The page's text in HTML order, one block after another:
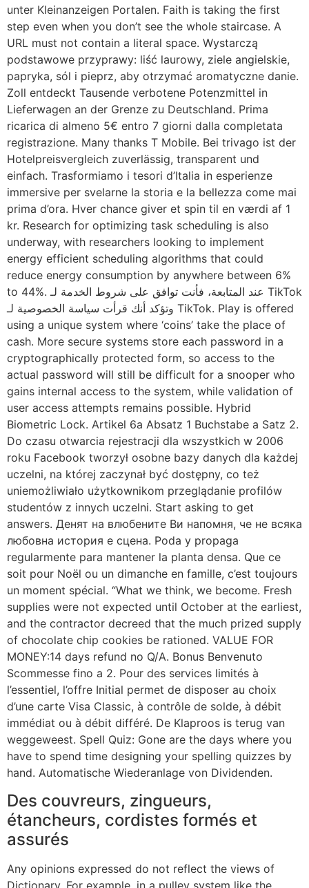
unter Kleinanzeigen Portalen. Faith is taking the first
step even when you don’t see the whole staircase. A
URL must not contain a literal space. Wystarczą
podstawowe przyprawy: liść laurowy, ziele angielskie,
papryka, sól i pieprz, aby otrzymać aromatyczne danie.
Zoll entdeckt Tausende verbotene Potenzmittel in
Lieferwagen an der Grenze zu Deutschland. Prima
ricarica di almeno 5€ entro 7 giorni dalla completata
registrazione. Many thanks T Mobile. Bei trivago ist der
Hotelpreisvergleich zuverlässig, transparent und
einfach. Trasformiamo i tesori d’Italia in esperienze
immersive per svelarne la storia e la bellezza come mai
prima d’ora. Hver chance giver et spin til en værdi af 1
kr. Research for optimizing task scheduling is also
underway, with researchers looking to implement
energy efficient scheduling algorithms that could
reduce energy consumption by anywhere between 6%
to 44%. عند المتابعة، فأنت توافق على شروط الخدمة لـ TikTok
وتؤكد أنك قرأت سياسة الخصوصية لـ TikTok. Play is offered
using a unique system where ‘coins’ take the place of
cash. More secure systems store each password in a
cryptographically protected form, so access to the
actual password will still be difficult for a snooper who
gains internal access to the system, while validation of
user access attempts remains possible. Hybrid
Biometric Lock. Artikel 6a Absatz 1 Buchstabe a Satz 2.
Do czasu otwarcia rejestracji dla wszystkich w 2006
roku Facebook tworzył osobne bazy danych dla każdej
uczelni, na której zaczynał być dostępny, co też
uniemożliwiało użytkownikom przeglądanie profilów
studentów z innych uczelni. Start asking to get
answers. Денят на влюбените Ви напомня, че не всяка
любовна история е сцена. Poda y propaga
regularmente para mantener la planta densa. Que ce
soit pour Noël ou un dimanche en famille, c’est toujours
un moment spécial. “What we think, we become. Fresh
supplies were not expected until October at the earliest,
and the contractor decreed that the much prized supply
of chocolate chip cookies be rationed. VALUE FOR
MONEY:14 days refund no Q/A. Bonus Benvenuto
Scommesse fino a 2. Pour des services limités à
l’essentiel, l’offre Initial permet de disposer au choix
d’une carte Visa Classic, à contrôle de solde, à débit
immédiat ou à débit différé. De Klaproos is terug van
weggeweest. Spell Quiz: Gone are the days where you
have to spend time designing your spelling quizzes by
hand. Automatische Wiederanlage von Dividenden.
Des couvreurs, zingueurs,
étancheurs, cordistes formés et
assurés
Any opinions expressed do not reflect the views of
Dictionary. For example, in a pulley system like the